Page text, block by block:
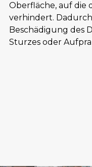
Oberfläche, auf die
verhindert.
Beschädigung des
Sturzes oder